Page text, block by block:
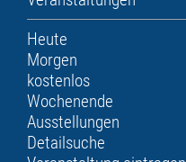
Heute
Morgen
kostenlos
Wochenende
Ausstellungen
Detailsuche